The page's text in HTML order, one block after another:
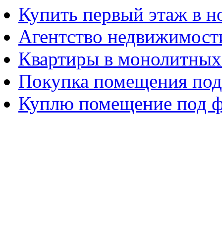
Купить первый этаж в
Агентство
Квартиры в
Покупка помещения
Куплю помещение под